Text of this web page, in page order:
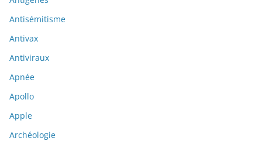
Antisémitisme
Antivax
Antiviraux
Apnée
Apollo
Apple
Archéologie